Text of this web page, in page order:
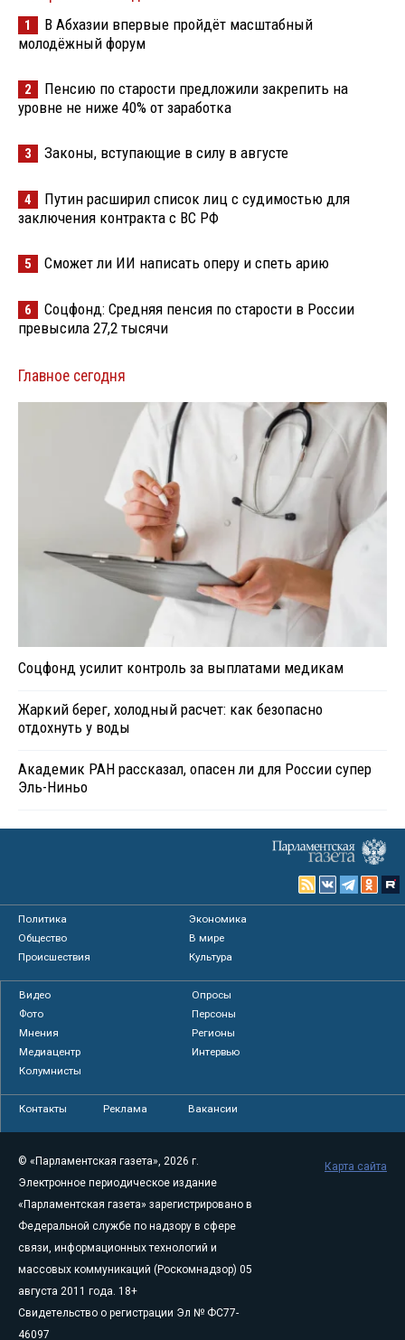
1
В Абхазии впервые пройдёт масштабный
молодёжный форум
2
Пенсию по старости предложили закрепить на
уровне не ниже 40% от заработка
3 Законы, вступающие в силу в августе
4
Путин расширил список лиц с судимостью для
заключения контракта с ВС РФ
5 Сможет ли ИИ написать оперу и спеть арию
6
Соцфонд: Средняя пенсия по старости в России
превысила 27,2 тысячи
Главное сегодня
Соцфонд усилит контроль за выплатами медикам
Жаркий берег, холодный расчет: как безопасно
отдохнуть у воды
Академик РАН рассказал, опасен ли для России супер
Эль-Ниньо
Политика
Экономика
Общество
В мире
Происшествия
Культура
Видео
Опросы
Фото
Персоны
Мнения
Регионы
Медиацентр
Интервью
Колумнисты
Контакты Реклама Вакансии
© «Парламентская газета», 2026 г.
Электронное периодическое издание
«Парламентская газета» зарегистрировано в
Федеральной службе по надзору в сфере
связи, информационных технологий и
массовых коммуникаций (Роскомнадзор) 05
августа 2011 года. 18+
Свидетельство о регистрации Эл № ФС77-
46097
Карта сайта